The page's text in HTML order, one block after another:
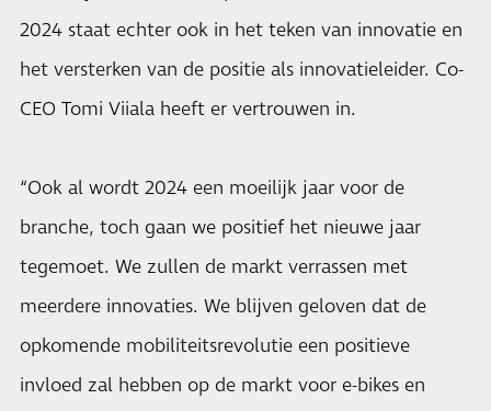
2024 staat echter ook in het teken van innovatie en
het versterken van de positie als innovatieleider. Co-
CEO Tomi Viiala heeft er vertrouwen in.
“Ook al wordt 2024 een moeilijk jaar voor de
branche, toch gaan we positief het nieuwe jaar
tegemoet. We zullen de markt verrassen met
meerdere innovaties. We blijven geloven dat de
opkomende mobiliteitsrevolutie een positieve
invloed zal hebben op de markt voor e-bikes en